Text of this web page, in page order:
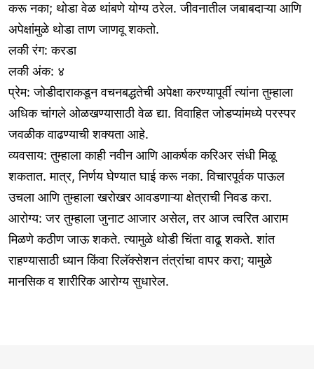
करू नका; थोडा वेळ थांबणे योग्य ठरेल. जीवनातील जबाबदाऱ्या आणि
अपेक्षांमुळे थोडा ताण जाणवू शकतो.
लकी रंग: करडा
लकी अंक: ४
प्रेम: जोडीदाराकडून वचनबद्धतेची अपेक्षा करण्यापूर्वी त्यांना तुम्हाला
अधिक चांगले ओळखण्यासाठी वेळ द्या. विवाहित जोडप्यांमध्ये परस्पर
जवळीक वाढण्याची शक्यता आहे.
व्यवसाय: तुम्हाला काही नवीन आणि आकर्षक करिअर संधी मिळू
शकतात. मात्र, निर्णय घेण्यात घाई करू नका. विचारपूर्वक पाऊल
उचला आणि तुम्हाला खरोखर आवडणाऱ्या क्षेत्राची निवड करा.
आरोग्य: जर तुम्हाला जुनाट आजार असेल, तर आज त्वरित आराम
मिळणे कठीण जाऊ शकते. त्यामुळे थोडी चिंता वाढू शकते. शांत
राहण्यासाठी ध्यान किंवा रिलॅक्सेशन तंत्रांचा वापर करा; यामुळे
मानसिक व शारीरिक आरोग्य सुधारेल.